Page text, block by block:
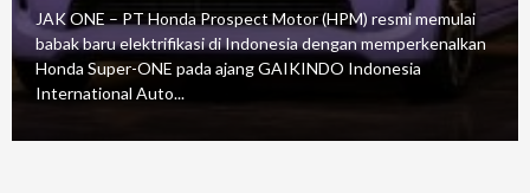
– PT Honda Prospect Motor (HPM) resmi memulai
baru elektrifikasi di Indonesia dengan memperkenalkan
Super-ONE pada ajang GAIKINDO Indonesia
Auto...
4
JAK